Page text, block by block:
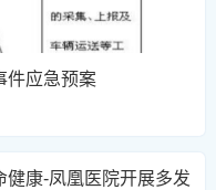
件应急预案
康-凤凰医院开展多发